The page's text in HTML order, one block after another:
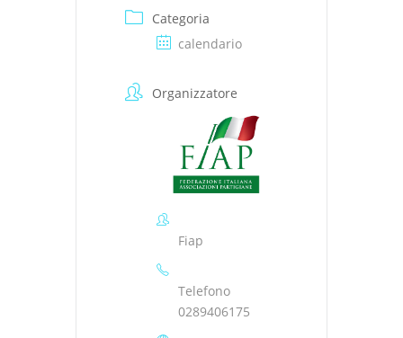
Categoria
calendario
Organizzatore
Fiap
Telefono
0289406175